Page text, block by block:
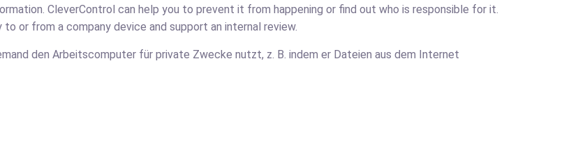
CleverControl can help you to prevent it from happening or find out who is responsible for it.
or from a company device and support an internal review.
den Arbeitscomputer für private Zwecke nutzt, z. B. indem er Dateien aus dem Internet